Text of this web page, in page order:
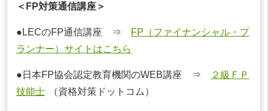
＜FP対策通信講座＞
●LECのFP通信講座 ⇒
FP（ファイナンシャル・プ
ランナー）サイトはこちら
●日本FP協会認定教育機関のWEB講座 ⇒
２級ＦＰ
技能士
（資格対策ドットコム）